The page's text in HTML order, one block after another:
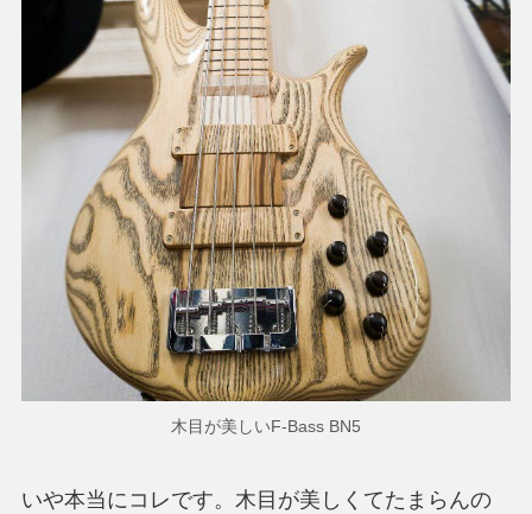
木目が美しいF-Bass BN5
いや本当にコレです。木目が美しくてたまらんの